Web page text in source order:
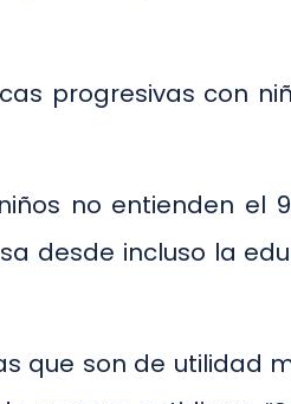
progresivas con
no entienden el
desde incluso la
que son de utilidad